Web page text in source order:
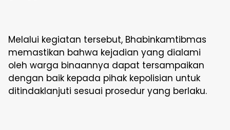
Melalui kegiatan tersebut, Bhabinkamtibmas
memastikan bahwa kejadian yang dialami
oleh warga binaannya dapat tersampaikan
dengan baik kepada pihak kepolisian untuk
ditindaklanjuti sesuai prosedur yang berlaku.